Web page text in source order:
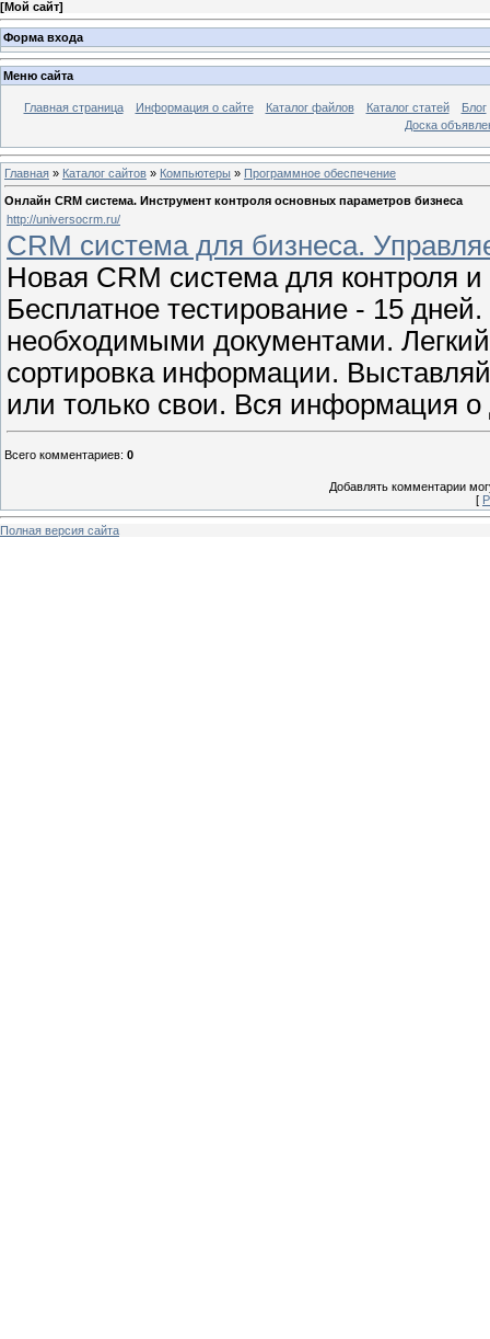
[Мой сайт]
Форма входа
Меню сайта
Главная страница Информация о сайте Каталог файлов Каталог статей
Блог
Доска
Главная » Каталог сайтов » Компьютеры » Программное обеспечение
Онлайн CRM система. Инструмент контроля основных параметров бизнеса
http://universocrm.ru/
CRM система для бизнеса.
Новая CRM система для контроля
Бесплатное тестирование - 15
необходимыми документами.
сортировка информации.
или только свои. Вся информация о
Всего комментариев: 0
Добавлять комментарии
[
Полная версия сайта